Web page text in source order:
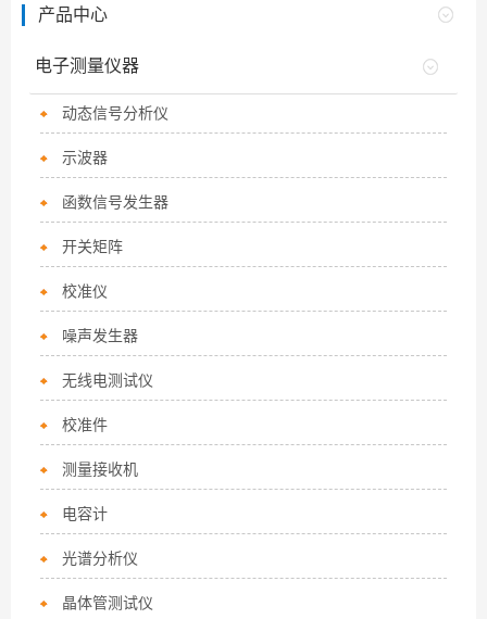
产品中心
电子测量仪器
动态信号分析仪
示波器
函数信号发生器
开关矩阵
校准仪
噪声发生器
无线电测试仪
校准件
测量接收机
电容计
光谱分析仪
晶体管测试仪